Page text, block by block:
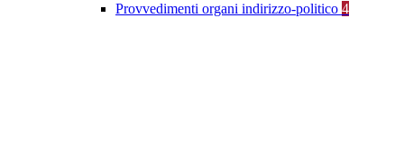
Provvedimenti organi indirizzo-politico 4